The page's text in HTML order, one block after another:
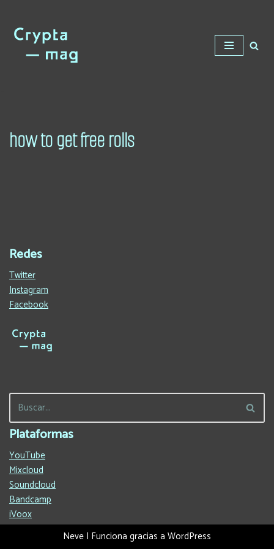
Saltar
contenido
how to get free rolls
Redes
Twitter
Instagram
Facebook
Plataformas
YouTube
Mixcloud
Soundcloud
Bandcamp
iVoox
Neve | Funciona gracias a WordPress